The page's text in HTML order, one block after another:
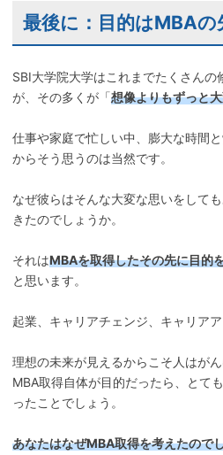
最後に：目的はMBAの
SBI大学院大学はこれまでたくさんの
が、その多くが「想像よりもずっと
仕事や家庭で忙しい中、膨大な時間
からそう思うのは当然です。
なぜ彼らはそんな大変な思いをして
きたのでしょうか。
それはMBAを取得したその先に目的
と思います。
起業、キャリアチェンジ、キャリアア
理想の未来が見えるからこそ人はがん
MBA取得自体が目的だったら、とて
ったことでしょう。
あなたはなぜMBA取得を考えたので